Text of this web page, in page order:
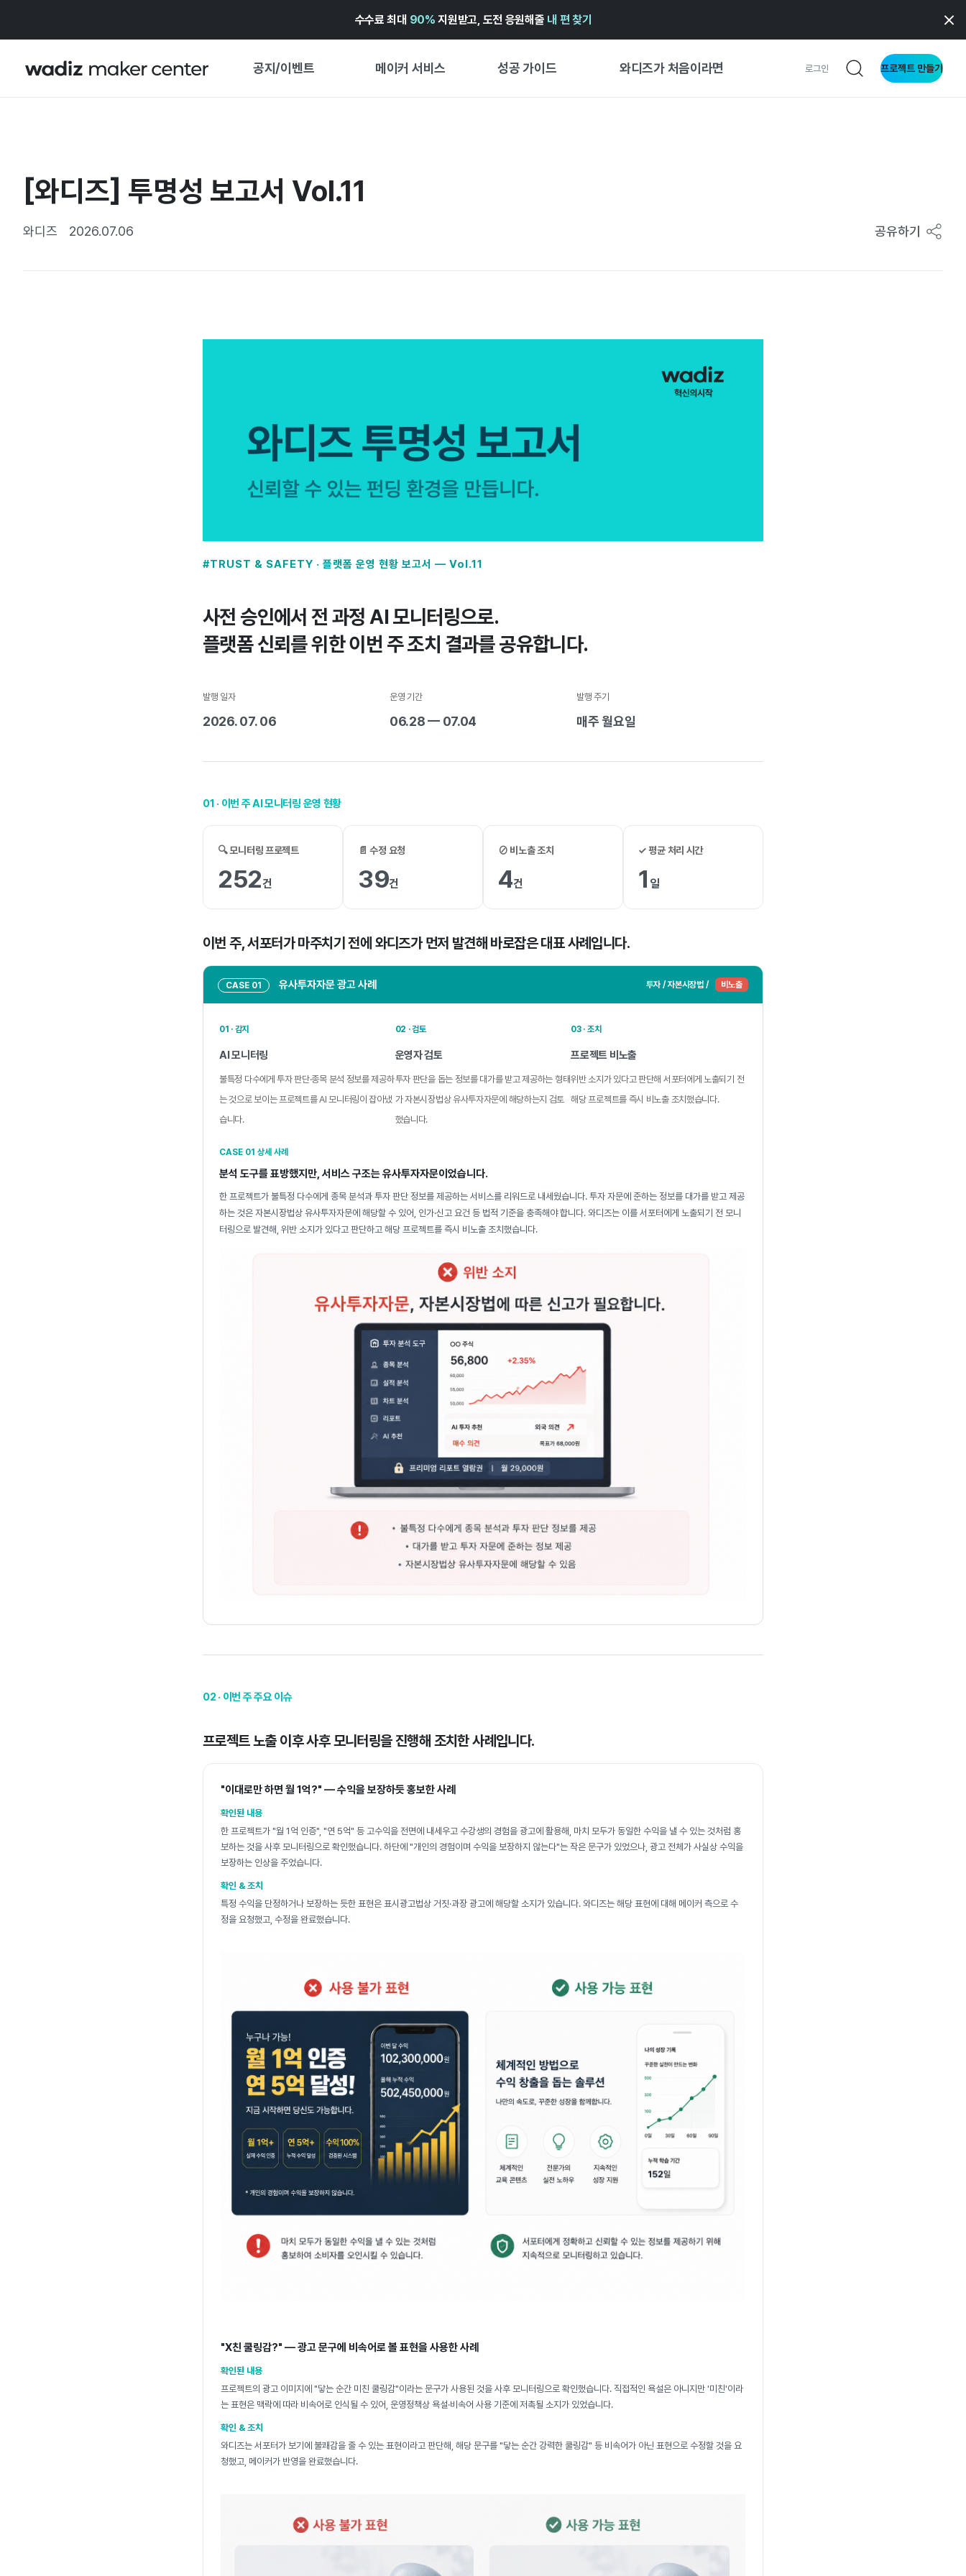
수수료 최대 90% 지원받고, 도전 응원해줄 내 편 찾기
공지/이벤트 메이커 서비스 성공 가이드 와디즈가 처음이라면 로그인 프로젝트 만들기
마이 와디즈
중요 업데이트
보도자료
기획전 캘린더
[와디즈] 투명성 보고서 Vol.11
와디즈 2026.07.06 공유하기
#TRUST & SAFETY · 플랫폼 운영 현황 보고서 — Vol.11
사전 승인에서 전 과정 AI 모니터링으로.
플랫폼 신뢰를 위한 이번 주 조치 결과를 공유합니다.
발행 일자
2026. 07. 06
운영 기간
06.28 — 07.04
발행 주기
매주 월요일
01 · 이번 주 AI 모니터링 운영 현황
🔍 모니터링 프로젝트
252건
📄 수정 요청
39건
⊘ 비노출 조치
4건
✓ 평균 처리 시간
1 일
이번 주, 서포터가 마주치기 전에 와디즈가 먼저 발견해 바로잡은 대표 사례입니다.
CASE 01 유사투자자문 광고 사례 투자 / 자본시장법 / 비노출
01 · 감지
AI 모니터링
불특정 다수에게 투자 판단·종목 분석 정보를 제공하
는 것으로 보이는 프로젝트를 AI 모니터링이 잡아냈
습니다.
02 · 검토
운영자 검토
투자 판단을 돕는 정보를 대가를 받고 제공하는 형태
가 자본시장법상 유사투자자문에 해당하는지 검토
했습니다.
03 · 조치
프로젝트 비노출
위반 소지가 있다고 판단해 서포터에게 노출되기 전
해당 프로젝트를 즉시 비노출 조치했습니다.
CASE 01 상세 사례
분석 도구를 표방했지만, 서비스 구조는 유사투자자문이었습니다.
한 프로젝트가 불특정 다수에게 종목 분석과 투자 판단 정보를 제공하는 서비스를 리워드로 내세웠습니다. 투자 자문에 준하는 정보를 대가를 받고 제공
하는 것은 자본시장법상 유사투자자문에 해당할 수 있어, 인가·신고 요건 등 법적 기준을 충족해야 합니다. 와디즈는 이를 서포터에게 노출되기 전 모니
터링으로 발견해, 위반 소지가 있다고 판단하고 해당 프로젝트를 즉시 비노출 조치했습니다.
02 · 이번 주 주요 이슈
프로젝트 노출 이후 사후 모니터링을 진행해 조치한 사례입니다.
"이대로만 하면 월 1억?" — 수익을 보장하듯 홍보한 사례
확인된 내용
한 프로젝트가 "월 1억 인증", "연 5억" 등 고수익을 전면에 내세우고 수강생의 경험을 광고에 활용해, 마치 모두가 동일한 수익을 낼 수 있는 것처럼 홍
보하는 것을 사후 모니터링으로 확인했습니다. 하단에 "개인의 경험이며 수익을 보장하지 않는다"는 작은 문구가 있었으나, 광고 전체가 사실상 수익을
보장하는 인상을 주었습니다.
확인 & 조치
특정 수익을 단정하거나 보장하는 듯한 표현은 표시광고법상 거짓·과장 광고에 해당할 소지가 있습니다. 와디즈는 해당 표현에 대해 메이커 측으로 수
정을 요청했고, 수정을 완료했습니다.
"X친 쿨링감?" — 광고 문구에 비속어로 볼 표현을 사용한 사례
확인된 내용
프로젝트의 광고 이미지에 "닿는 순간 미친 쿨링감"이라는 문구가 사용된 것을 사후 모니터링으로 확인했습니다. 직접적인 욕설은 아니지만 '미친'이라
는 표현은 맥락에 따라 비속어로 인식될 수 있어, 운영정책상 욕설·비속어 사용 기준에 저촉될 소지가 있었습니다.
확인 & 조치
와디즈는 서포터가 보기에 불쾌감을 줄 수 있는 표현이라고 판단해, 해당 문구를 "닿는 순간 강력한 쿨링감" 등 비속어가 아닌 표현으로 수정할 것을 요
청했고, 메이커가 반영을 완료했습니다.